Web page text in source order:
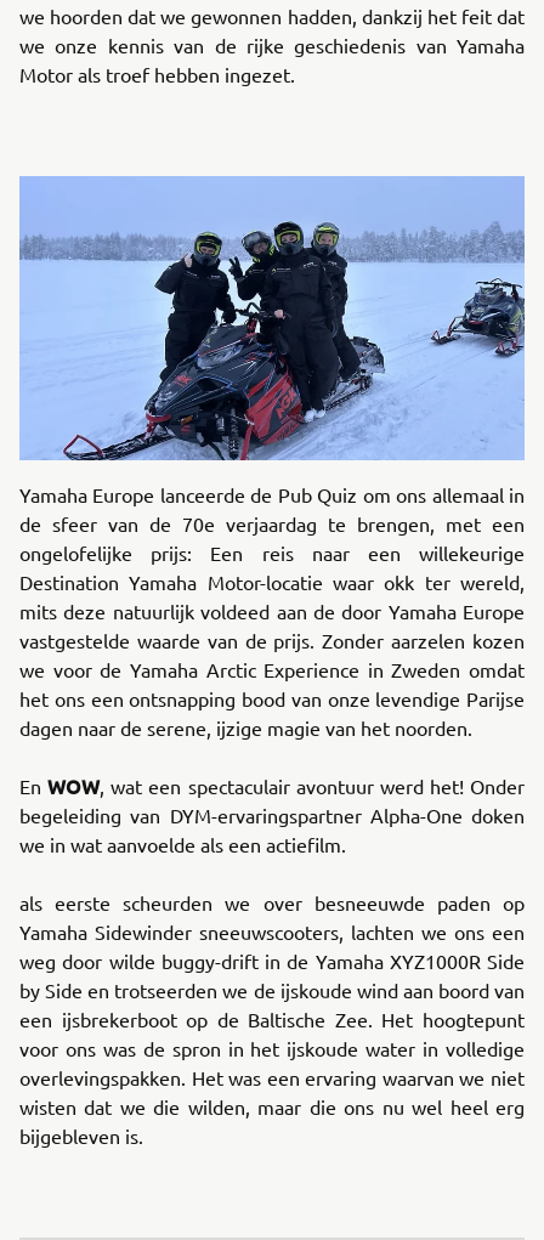
we hoorden dat we gewonnen hadden, dankzij het feit dat
we onze kennis van de rijke geschiedenis van Yamaha
Motor als troef hebben ingezet.
Yamaha Europe lanceerde de Pub Quiz om ons allemaal in
de sfeer van de 70e verjaardag te brengen, met een
ongelofelijke prijs: Een reis naar een willekeurige
Destination Yamaha Motor-locatie waar okk ter wereld,
mits deze natuurlijk voldeed aan de door Yamaha Europe
vastgestelde waarde van de prijs. Zonder aarzelen kozen
we voor de Yamaha Arctic Experience in Zweden omdat
het ons een ontsnapping bood van onze levendige Parijse
dagen naar de serene, ijzige magie van het noorden.
EnWOW, wat een spectaculair avontuur werd het! Onder
begeleiding van DYM-ervaringspartner Alpha-One doken
we in wat aanvoelde als een actiefilm.
als eerste scheurden we over besneeuwde paden op
Yamaha Sidewinder sneeuwscooters, lachten we ons een
weg door wilde buggy-drift in de Yamaha XYZ1000R Side
by Side en trotseerden we de ijskoude wind aan boord van
een ijsbrekerboot op de Baltische Zee. Het hoogtepunt
voor ons was de spron in het ijskoude water in volledige
overlevingspakken. Het was een ervaring waarvan we niet
wisten dat we die wilden, maar die ons nu wel heel erg
bijgebleven is.